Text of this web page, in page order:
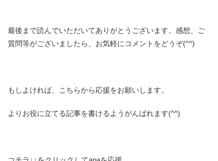
最後まで読んでいただいてありがとうございます。感想、ご
質問等がございましたら、お気軽にコメントをどうぞ(^^)
もしよければ、こちらから応援をお願いします。
よりお役に立てる記事を書けるようがんばれます(^^)